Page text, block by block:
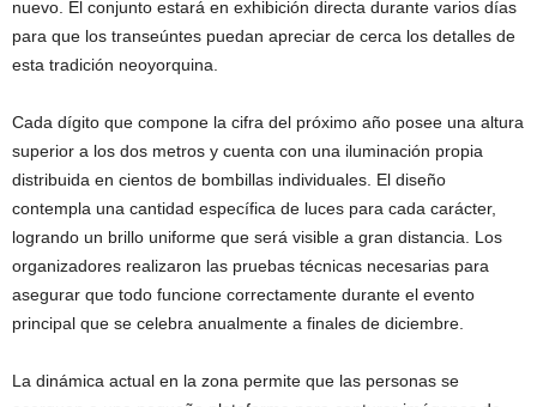
nuevo. El conjunto estará en exhibición directa durante varios días
para que los transeúntes puedan apreciar de cerca los detalles de
esta tradición neoyorquina.
Cada dígito que compone la cifra del próximo año posee una altura
superior a los dos metros y cuenta con una iluminación propia
distribuida en cientos de bombillas individuales. El diseño
contempla una cantidad específica de luces para cada carácter,
logrando un brillo uniforme que será visible a gran distancia. Los
organizadores realizaron las pruebas técnicas necesarias para
asegurar que todo funcione correctamente durante el evento
principal que se celebra anualmente a finales de diciembre.
La dinámica actual en la zona permite que las personas se